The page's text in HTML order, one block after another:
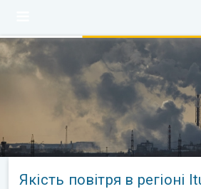
Якість повітря в регіоні